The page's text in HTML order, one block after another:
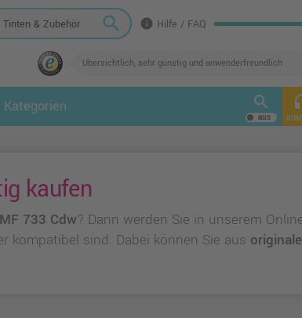
search info Hilfe / FAQ
Übersichtlich, sehr günstig und anwenderfreundlich
search
kaufen
733 Cdw? Dann werden Sie in unserem
kompatibel sind. Dabei können Sie aus